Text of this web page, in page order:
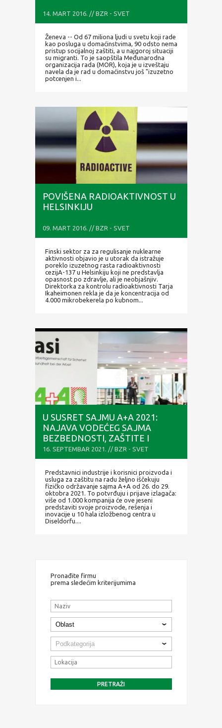
14. MART 2016. // BZR - SVET
Ženeva -- Od 67 miliona ljudi u svetu koji rade
kao posluga u domaćinstvima, 90 odsto nema
pristup socijalnoj zaštiti, a u najgoroj situaciji
su migranti. To je saopštila Međunarodna
organizacija rada (MOR), koja je u izveštaju
navela da je rad u domaćinstvu još "izuzetno
potcenjen i...
POVIŠENA RADIOAKTIVNOST U
HELSINKIJU
09. MART 2016. // BZR - SVET
Finski sektor za za regulisanje nuklearne
aktivnosti objavio je u utorak da istražuje
poreklo izuzetnog rasta radioaktivnosti
cezijA-137 u Helsinkiju koji ne predstavlja
opasnost po zdravlje, ali je neobjašnjiv.
Direktorka za kontrolu radioaktivnosti Tarja
Ikaheimonen rekla je da je koncentracija od
4.000 mikrobekerela po kubnom...
U SUSRET SAJMU A+A 2021:
NAJAVA VODEĆEG SAJMA
BEZBEDNOSTI, ZAŠTITE I
ZDRAVLJA NA RADU
16. SEPTEMBAR 2021. // BZR - SVET
Predstavnici industrije i korisnici proizvoda i
usluga za zaštitu na radu željno iščekuju
fizičko održavanje sajma A+A od 26. do 29.
oktobra 2021. To potvrđuju i prijave izlagača:
više od 1.000 kompanija će ove jeseni
predstaviti svoje proizvode, rešenja i
inovacije u 10 hala izložbenog centra u
Diseldorfu....
Pronađite firmu
prema sledećim kriterijumima